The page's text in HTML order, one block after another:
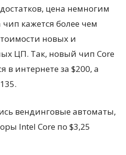
цена немногим
чип кажется более чем
новых и
ЦП. Так, новый чип Core
в интернете за $200, а